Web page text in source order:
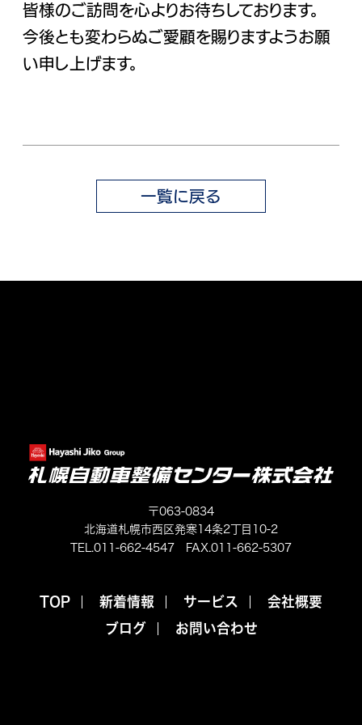
油圧ホース製作依頼
皆様のご訪問を心よりお待ちしております。
今後とも変わらぬご愛顧を賜りますようお願
い申し上げます。
一覧に戻る
063-0834
北海道札幌市西区発寒14条2丁目10-2
TEL.011-662-4547 FAX.011-662-5307
TOP 新着情報 サービス
会社概要
ブログ
お問い合わせ